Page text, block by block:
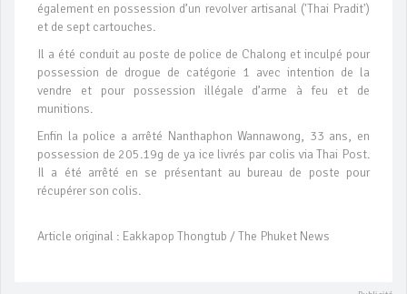
également en possession d’un revolver artisanal ('Thai Pradit')
et de sept cartouches.
Il a été conduit au poste de police de Chalong et inculpé pour
possession de drogue de catégorie 1 avec intention de la
vendre et pour possession illégale d’arme à feu et de
munitions.
Enfin la police a arrêté Nanthaphon Wannawong, 33 ans, en
possession de 205.19g de ya ice livrés par colis via Thai Post.
Il a été arrêté en se présentant au bureau de poste pour
récupérer son colis.
Article original : Eakkapop Thongtub / The Phuket News